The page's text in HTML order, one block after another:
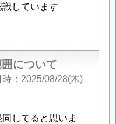
しています
について
時
2025/08/28(木)
してると思いま